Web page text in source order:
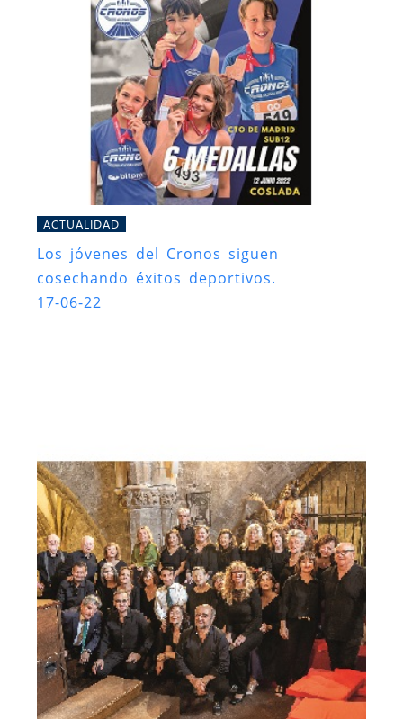
ACTUALIDAD
Los jóvenes del Cronos siguen
cosechando éxitos deportivos.
17-06-22